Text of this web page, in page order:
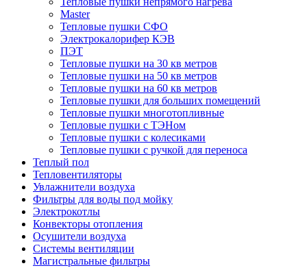
Master
Тепловые пушки СФО
Электрокалорифер КЭВ
ПЭТ
Тепловые пушки на 30 кв метров
Тепловые пушки на 50 кв метров
Тепловые пушки на 60 кв метров
Тепловые пушки для больших помещений
Тепловые пушки многотопливные
Тепловые пушки с ТЭНом
Тепловые пушки с колесиками
Тепловые пушки с ручкой для переноса
Теплый пол
Тепловентиляторы
Увлажнители воздуха
Фильтры для воды под мойку
Электрокотлы
Конвекторы отопления
Осушители воздуха
Системы вентиляции
Магистральные фильтры